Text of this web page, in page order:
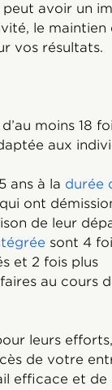
peut avoir un
le maintien
vos résultats.
d’au moins 18
aux
ans à la durée
ont
de leur
sont 4
et 2 fois plus
au cours
leurs
de votre
efficace et de